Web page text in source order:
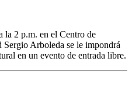
la 2 p.m. en el Centro de
Arboleda se le impondrá
en un evento de entrada libre.